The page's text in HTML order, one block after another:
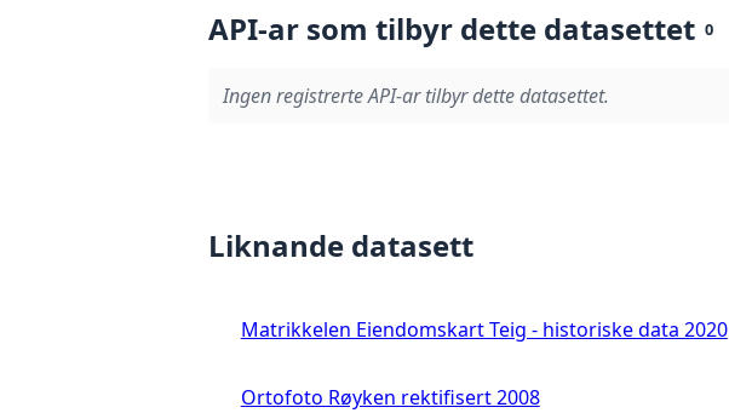
API-ar som tilbyr dette datasettet 0
Ingen registrerte API-ar tilbyr dette datasettet.
Liknande datasett
Matrikkelen Eiendomskart Teig - historiske data 2020
Ortofoto Røyken rektifisert 2008